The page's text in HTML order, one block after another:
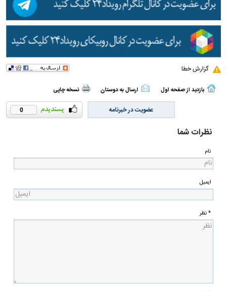
گزارش خطا
بازدید از صفحه اول ارسال به دوستان نسخه چاپی
0 عضویت در خبرنامه
نظرات شما
نام
ایمیل
* نظر